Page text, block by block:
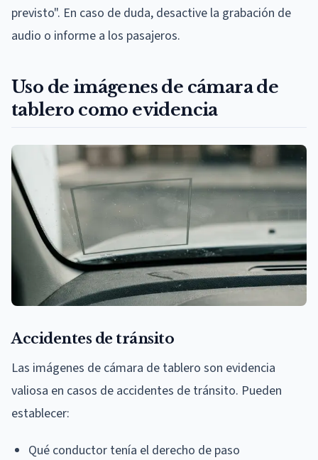
previsto". En caso de duda, desactive la grabación de
audio o informe a los pasajeros.
Uso de imágenes de cámara de
tablero como evidencia
Accidentes de tránsito
Las imágenes de cámara de tablero son evidencia
valiosa en casos de accidentes de tránsito. Pueden
establecer:
Qué conductor tenía el derecho de paso